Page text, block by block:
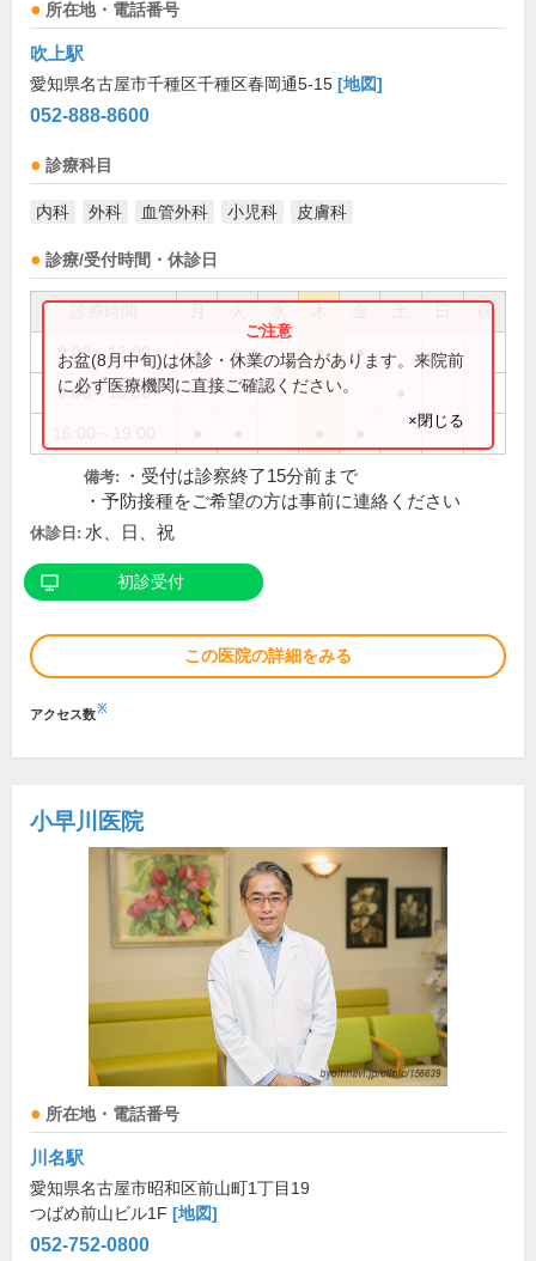
所在地・電話番号
吹上駅
愛知県名古屋市千種区千種区春岡通5-15 [地図]
052-888-8600
診療科目
内科 外科 血管外科 小児科 皮膚科
診療/受付時間・休診日
祝
9:00～12:00 ● ● ● ●
9:00～13:00
お盆(8月中旬)は休診・休業の場合があります。来院前
に必ず医療機関に直接ご確認ください。
×閉じる
備考:
・受付は診察終了15分前まで
・予防接種をご希望の方は事前に連絡ください
休診日: 水、日、祝
初診受付
この医院の詳細をみる
アクセス数※
小早川医院
所在地・電話番号
川名駅
愛知県名古屋市昭和区前山町1丁目19
つばめ前山ビル1F [地図]
052-752-0800